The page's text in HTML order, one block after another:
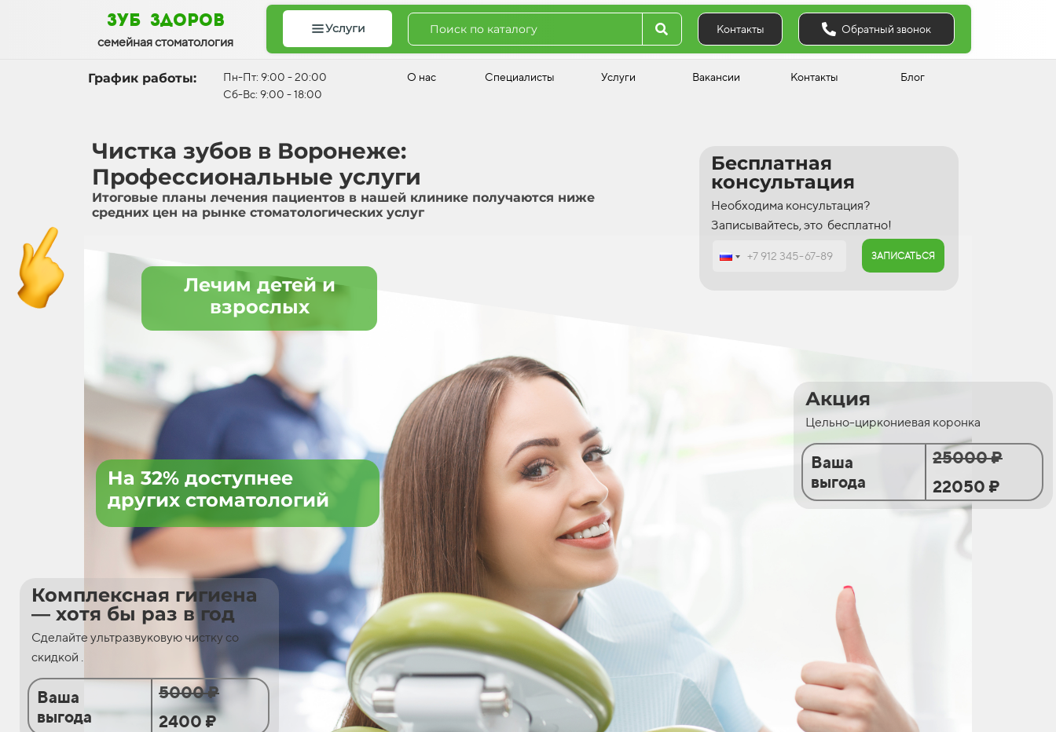
зуб здоров
семейная стоматология
Услуги Контакты Обратный звонок
График работы:
Пн-Пт: 9:00 - 20:00
Сб-Вс: 9:00 - 18:00
О нас Специалисты Услуги Вакансии Контакты Блог
Бесплатная
консультация
Необходима консультация?
Записывайтесь, это бесплатно!
ЗАПИСАТЬСЯ
Акция
Цельно-циркониевая коронка
Ваша
выгода
25000 ₽
22050 ₽
Комплексная гигиена
— хотя бы раз в год
Сделайте ультразвуковую чистку со
скидкой .
Ваша
выгода
5000 ₽
2400 ₽
Лечим детей и
взрослых
Чистка зубов в Воронеже:
Профессиональные услуги
Итоговые планы лечения пациентов в нашей клинике получаются ниже
средних цен на рынке стоматологических услуг
На 32% доступнее
других стоматологий